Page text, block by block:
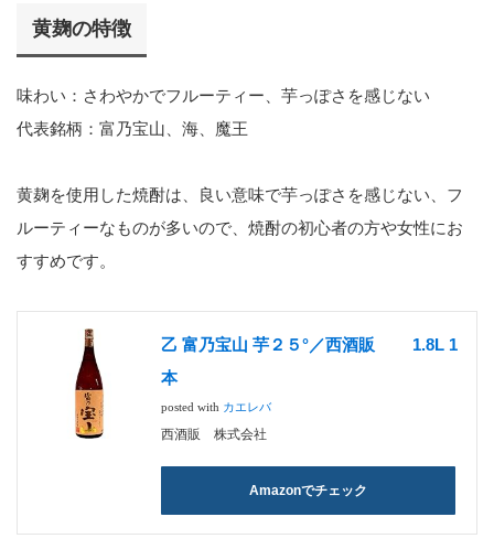
黄麹の特徴
味わい：さわやかでフルーティー、芋っぽさを感じない
代表銘柄：富乃宝山、海、魔王
黄麹を使用した焼酎は、良い意味で芋っぽさを感じない、フ
ルーティーなものが多いので、焼酎の初心者の方や女性にお
すすめです。
乙 富乃宝山 芋２５°／西酒販 1.8L 1
本
posted with カエレバ
西酒販 株式会社
Amazonでチェック